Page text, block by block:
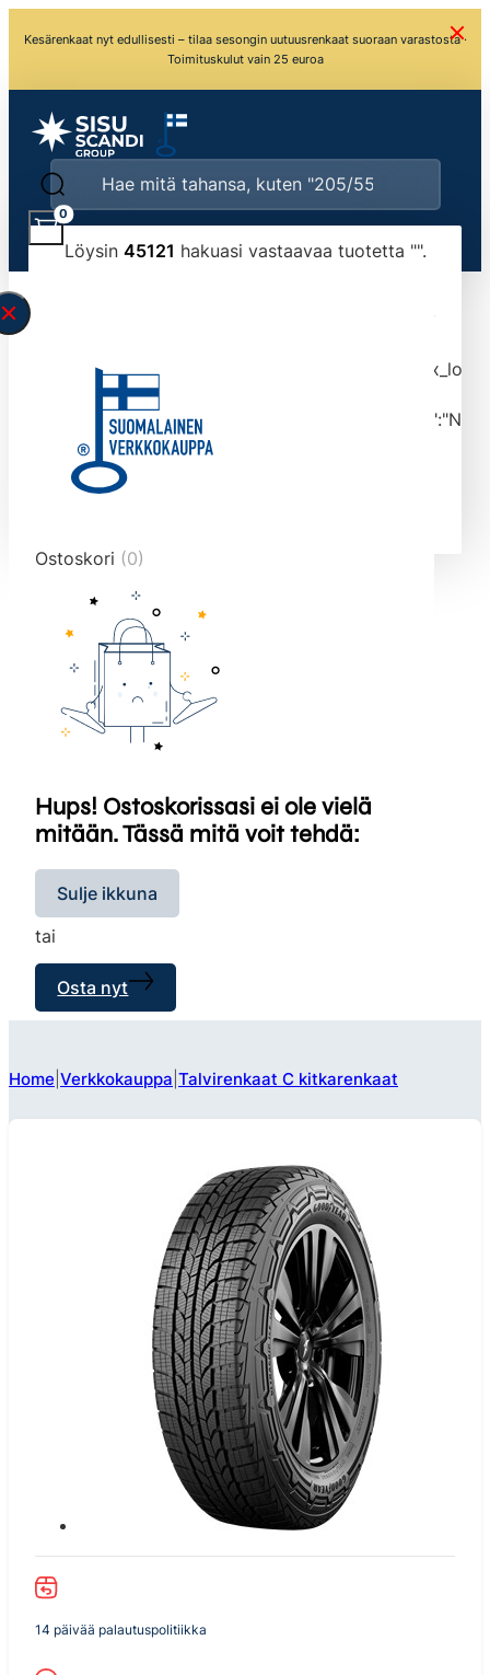
Kesärenkaat nyt edullisesti – tilaa sesongin uutuusrenkaat suoraan varastosta ·
Toimituskulut vain 25 euroa
Löysin 45121 hakuasi vastaavaa tuotetta "".
typed the search query correctly.<br>Currently
tmlmvi","meta_query":
data-original-query-vars="[]" data-page="1"
data-max-pages="4513" data-start="1" data-
end="10">
0
Ostoskori (0)
Hups! Ostoskorissasi ei ole vielä
mitään. Tässä mitä voit tehdä:
Sulje ikkuna
tai
Osta nyt
Home Verkkokauppa Talvirenkaat C kitkarenkaat
14 päivää palautuspolitiikka